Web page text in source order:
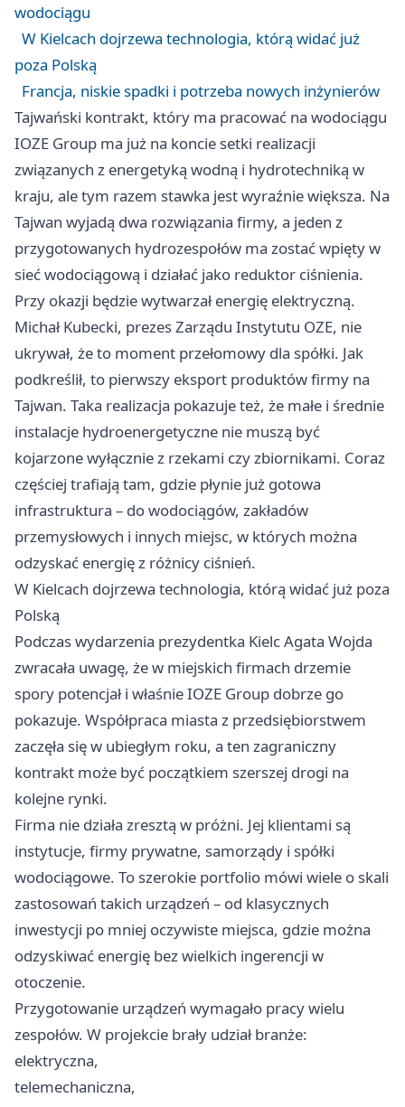
wodociągu
W Kielcach dojrzewa technologia, którą widać już
poza Polską
Francja, niskie spadki i potrzeba nowych inżynierów
Tajwański kontrakt, który ma pracować na wodociągu
IOZE Group ma już na koncie setki realizacji
związanych z energetyką wodną i hydrotechniką w
kraju, ale tym razem stawka jest wyraźnie większa. Na
Tajwan wyjadą dwa rozwiązania firmy, a jeden z
przygotowanych hydrozespołów ma zostać wpięty w
sieć wodociągową i działać jako reduktor ciśnienia.
Przy okazji będzie wytwarzał energię elektryczną.
Michał Kubecki, prezes Zarządu Instytutu OZE, nie
ukrywał, że to moment przełomowy dla spółki. Jak
podkreślił, to pierwszy eksport produktów firmy na
Tajwan. Taka realizacja pokazuje też, że małe i średnie
instalacje hydroenergetyczne nie muszą być
kojarzone wyłącznie z rzekami czy zbiornikami. Coraz
częściej trafiają tam, gdzie płynie już gotowa
infrastruktura – do wodociągów, zakładów
przemysłowych i innych miejsc, w których można
odzyskać energię z różnicy ciśnień.
W Kielcach dojrzewa technologia, którą widać już poza
Polską
Podczas wydarzenia prezydentka Kielc Agata Wojda
zwracała uwagę, że w miejskich firmach drzemie
spory potencjał i właśnie IOZE Group dobrze go
pokazuje. Współpraca miasta z przedsiębiorstwem
zaczęła się w ubiegłym roku, a ten zagraniczny
kontrakt może być początkiem szerszej drogi na
kolejne rynki.
Firma nie działa zresztą w próżni. Jej klientami są
instytucje, firmy prywatne, samorządy i spółki
wodociągowe. To szerokie portfolio mówi wiele o skali
zastosowań takich urządzeń – od klasycznych
inwestycji po mniej oczywiste miejsca, gdzie można
odzyskiwać energię bez wielkich ingerencji w
otoczenie.
Przygotowanie urządzeń wymagało pracy wielu
zespołów. W projekcie brały udział branże:
elektryczna,
telemechaniczna,